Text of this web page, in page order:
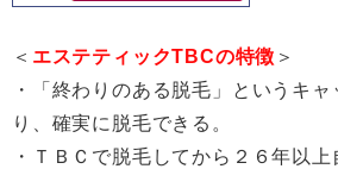
＜ エステティックTBCの特徴 ＞
・「終わりのある脱毛」というキ
り、確実に脱毛できる。
・ＴＢＣで脱毛してから２６年以